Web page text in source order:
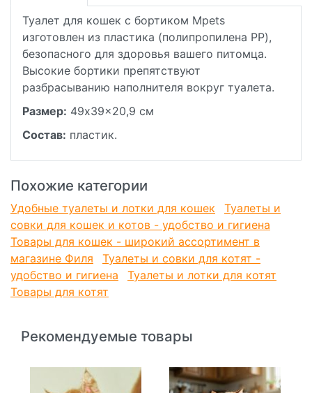
Туалет для кошек с бортиком Mpets
изготовлен из пластика (полипропилена PP),
безопасного для здоровья вашего питомца.
Высокие бортики препятствуют
разбрасыванию наполнителя вокруг туалета.
Размер: 49x39x20,9 см
Состав: пластик.
Похожие категории
Удобные туалеты и лотки для кошек
Туалеты и
совки для кошек и котов - удобство и гигиена
Товары для кошек - широкий ассортимент в
магазине Филя
Туалеты и совки для котят -
удобство и гигиена
Туалеты и лотки для котят
Товары для котят
Рекомендуемые товары